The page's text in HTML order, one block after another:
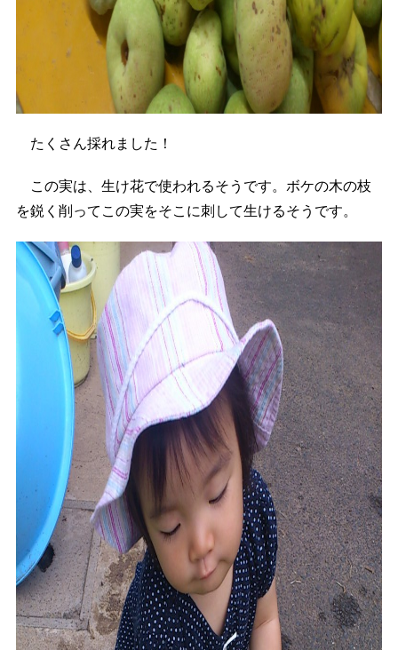
たくさん採れました！
この実は、生け花で使われるそうです。ボケの木の枝
を鋭く削ってこの実をそこに刺して生けるそうです。